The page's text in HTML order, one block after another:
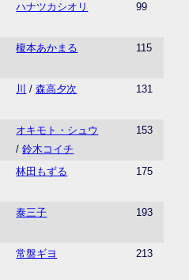
ハナツカシオリ 99
榎本あかまる 115
川 /森高夕次 131
オキモト・シュウ
/鈴木コイチ
153
林田もずる 175
泰三子 193
常盤ギヨ 213